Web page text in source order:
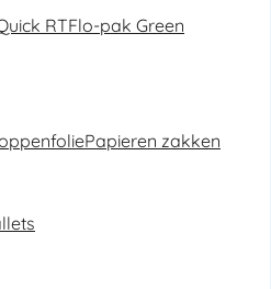
RTFlo-pak Green
Papieren zakken